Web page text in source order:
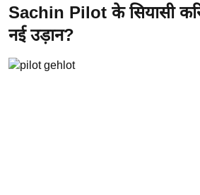
ख
र
रा
Sachin Pilot के सियासी
नई उड़ान?